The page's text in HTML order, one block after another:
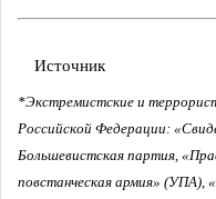
Источник
*Экстремистские и
Российской Федерации:
Большевистская партия,
повстанческая армия» (УПА),